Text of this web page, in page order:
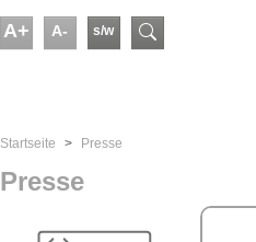
A+ A- s/w
Startseite
Presse
Presse